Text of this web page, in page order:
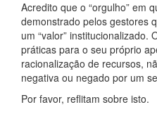
Acredito que o “orgulho” em
demonstrado pelos gestores
um “valor” institucionalizado.
práticas para o seu próprio
racionalização de recursos,
negativa ou negado por um
Por favor, reflitam sobre isto.